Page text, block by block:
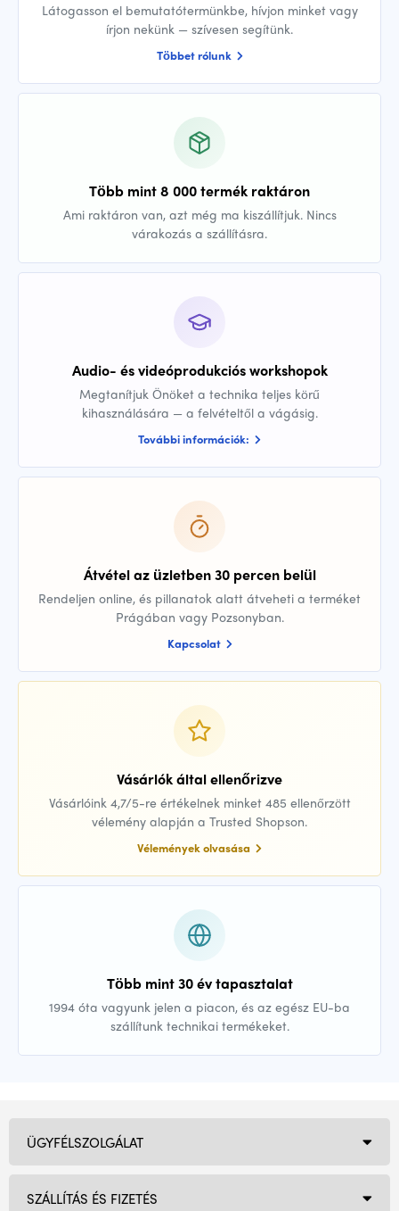
Látogasson el bemutatótermünkbe, hívjon minket vagy
írjon nekünk — szívesen segítünk.
Többet rólunk
Több mint 8 000 termék raktáron
Ami raktáron van, azt még ma kiszállítjuk. Nincs
várakozás a szállításra.
Audio- és videóprodukciós workshopok
Megtanítjuk Önöket a technika teljes körű
kihasználására — a felvételtől a vágásig.
További információk:
Átvétel az üzletben 30 percen belül
Rendeljen online, és pillanatok alatt átveheti a terméket
Prágában vagy Pozsonyban.
Kapcsolat
Vásárlók által ellenőrizve
Vásárlóink 4,7/5-re értékelnek minket 485 ellenőrzött
vélemény alapján a Trusted Shopson.
Vélemények olvasása
Több mint 30 év tapasztalat
1994 óta vagyunk jelen a piacon, és az egész EU-ba
szállítunk technikai termékeket.
ÜGYFÉLSZOLGÁLAT
SZÁLLÍTÁS ÉS FIZETÉS